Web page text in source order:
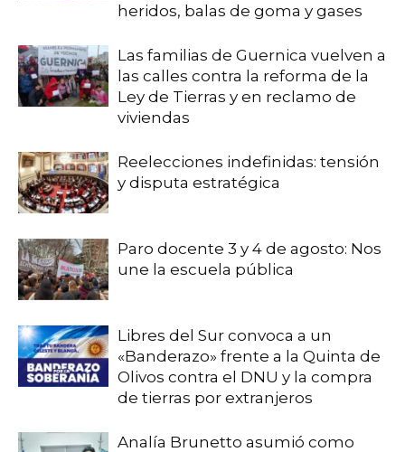
heridos, balas de goma y gases
Las familias de Guernica vuelven a
las calles contra la reforma de la
Ley de Tierras y en reclamo de
viviendas
Reelecciones indefinidas: tensión
y disputa estratégica
Paro docente 3 y 4 de agosto: Nos
une la escuela pública
Libres del Sur convoca a un
«Banderazo» frente a la Quinta de
Olivos contra el DNU y la compra
de tierras por extranjeros
Analía Brunetto asumió como